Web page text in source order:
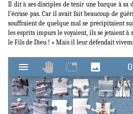
Il dit à ses disciples de tenir une barque à sa
l’écrase pas. Car il avait fait beaucoup de
souffraient de quelque mal se précipitaient
les esprits impurs le voyaient, ils se jetaient à
le Fils de Dieu ! » Mais il leur défendait